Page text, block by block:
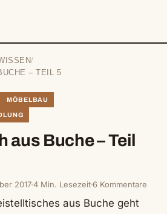
/
– TEIL 5
MÖBELBAU
aus Buche – Teil
20174 Min. Lesezeit6 Kommentare
aus Buche geht